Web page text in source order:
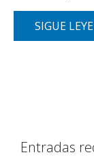
SIGUE
Entradas